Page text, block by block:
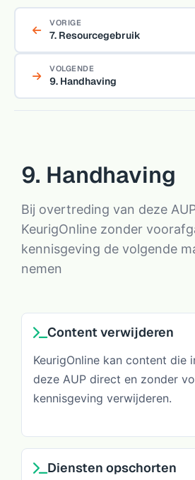
VORIGE
7. Resourcegebruik
VOLGENDE
9. Handhaving
9. Handhaving
Bij overtreding van deze
KeurigOnline zonder
kennisgeving de volgende
nemen
Content verwijderen
KeurigOnline kan content die
deze AUP direct en zonder
kennisgeving verwijderen.
Diensten opschorten